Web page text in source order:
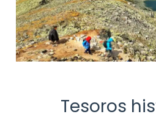
Tesoros